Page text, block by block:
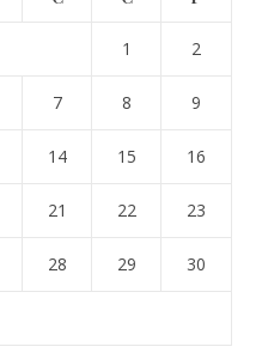
1 2
7 8 9
14 15 16
21 22 23
28 29 30